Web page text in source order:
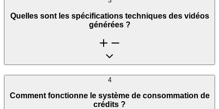
Quelles sont les spécifications techniques des vidéos
générées ?
4
Comment fonctionne le système de consommation de
crédits ?